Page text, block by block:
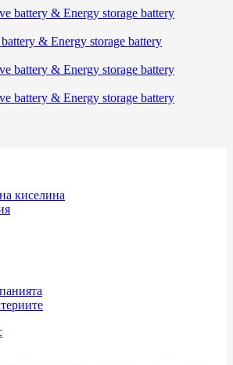
& Energy storage battery
киселина